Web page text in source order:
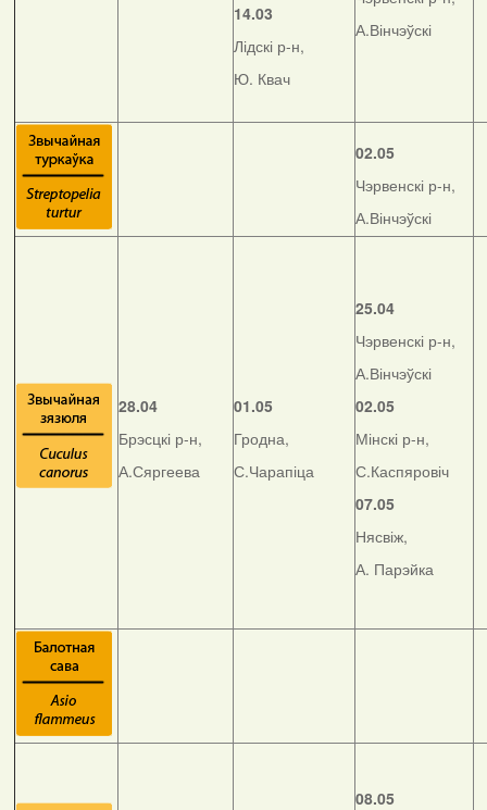
14.03
Лідскі р-н,
Ю. Квач
А.Вінчэўскі
02.05
Чэрвенскі р-н,
А.Вінчэўскі
28.04
Брэсцкі р-н,
А.Сяргеева
01.05
Гродна,
С.Чарапіца
25.04
Чэрвенскі р-н,
А.Вінчэўскі
02.05
Мінскі р-н,
С.Каспяровіч
07.05
Нясвіж,
А. Парэйка
08.05